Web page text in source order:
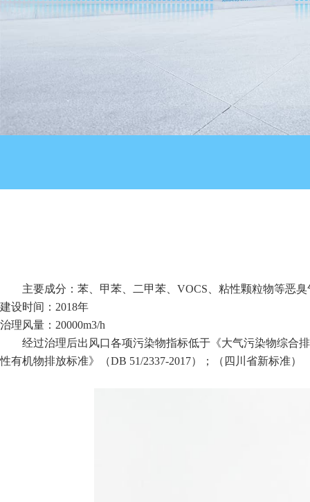
主要成分：苯、甲苯、二甲苯、VOCS、粘性颗粒物等恶臭
建设时间：2018年
治理风量：20000m3/h
经过治理后出风口各项污染物指标低于《大气污染物综合
性有机物排放标准》（DB 51/2337-2017）；（四川省新标准）